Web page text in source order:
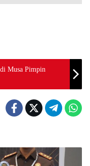
Musa Pimpin